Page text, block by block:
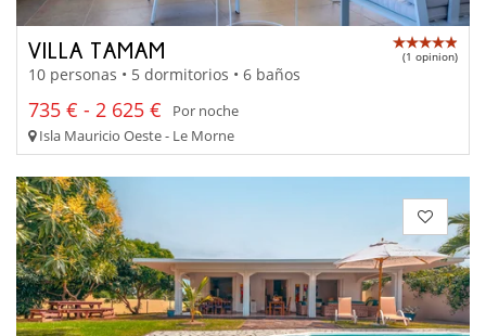
VILLA TAMAM (1 opinion)
10 personas • 5 dormitorios • 6 baños
735 € - 2 625 €
Por noche
Isla Mauricio Oeste - Le Morne